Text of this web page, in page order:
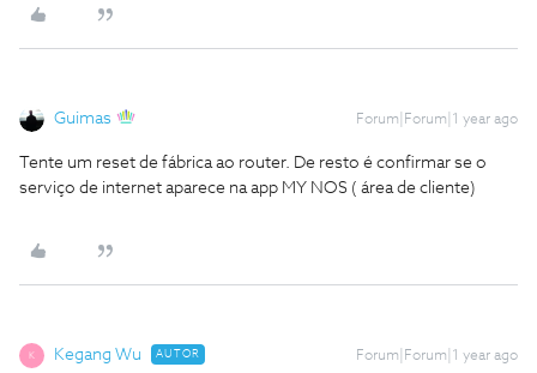
Guimas Forum|Forum|1 year ago
Tente um reset de fábrica ao router. De resto é confirmar se o
serviço de internet aparece na app MY NOS ( área de cliente)
K Kegang Wu AUTOR Forum|Forum|1 year ago